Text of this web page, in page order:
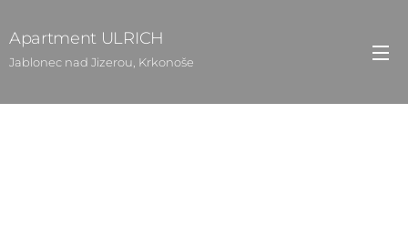
Apartment ULRICH
Jablonec nad Jizerou, Krkonoše